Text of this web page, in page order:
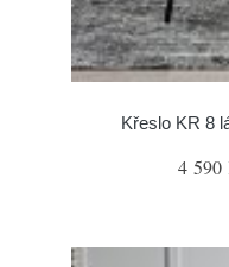
Křeslo KR 8
4 590